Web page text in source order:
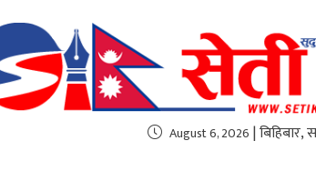
August 6, 2026 | बिहिबार,